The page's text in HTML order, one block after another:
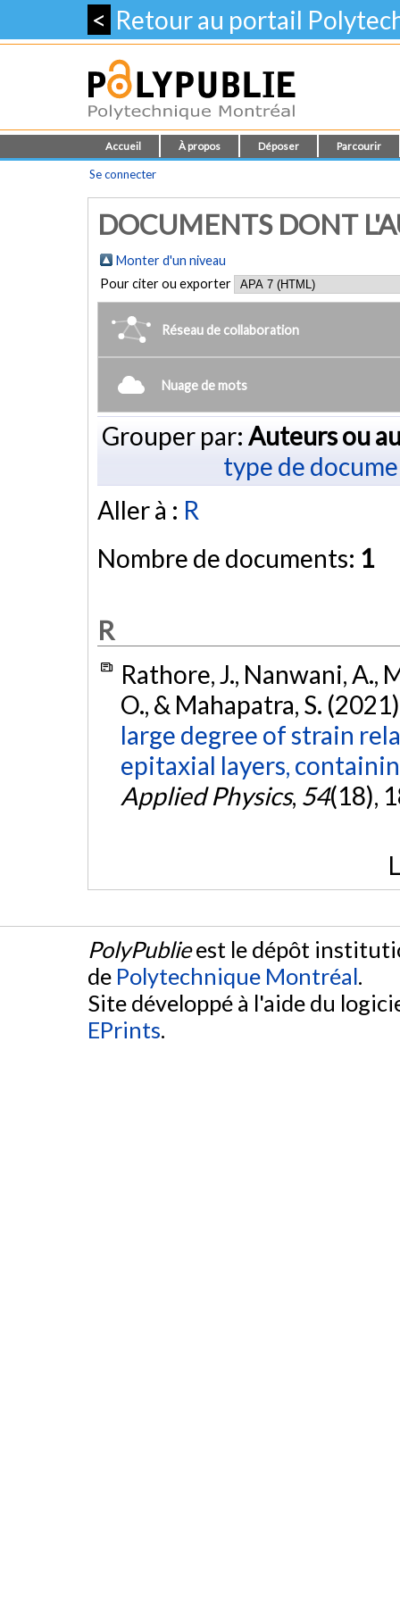
< Retour au portail
Accueil À propos Déposer Parcourir
Se connecter
DOCUMENTS DONT
Monter d'un niveau
Pour citer ou exporter
Réseau de collaboration
Nuage de mots
Grouper par: Auteurs ou
type de
Aller à : R
Nombre de documents: 1
R
Rathore, J., Nanwani, A.,
O., & Mahapatra, S.
large degree of strain
epitaxial layers,
Applied Physics, 54(18),
PolyPublieest le dépôt
de Polytechnique Montréal.
Site développé à l'aide du
EPrints.